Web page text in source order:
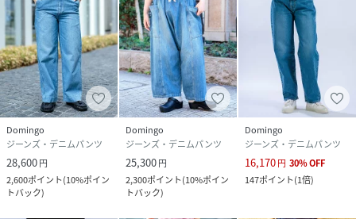
Domingo
ジーンズ・デニムパンツ
28,600円
2,600ポイント(10%ポイン
トバック)
Domingo
ジーンズ・デニムパンツ
25,300円
2,300ポイント(10%ポイン
トバック)
Domingo
ジーンズ・デニムパンツ
16,170円 30%OFF
147ポイント(1倍)